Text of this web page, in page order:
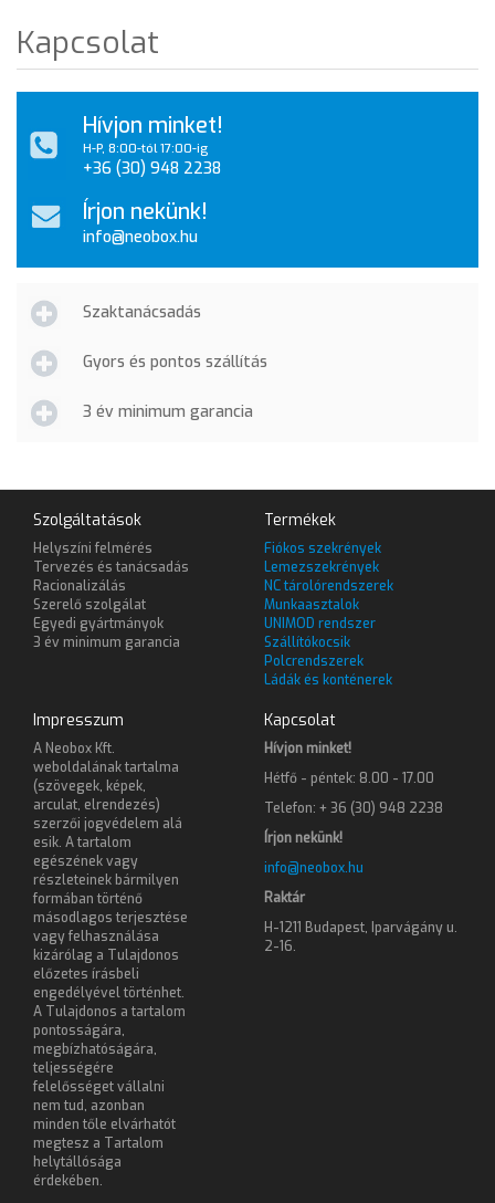
Kapcsolat
Hívjon minket!
H-P, 8:00-tól 17:00-ig
+36 (30) 948 2238
Írjon nekünk!
info@neobox.hu
Szaktanácsadás
Gyors és pontos szállítás
3 év minimum garancia
Szolgáltatások
Helyszíni felmérés
Tervezés és tanácsadás
Racionalizálás
Szerelő szolgálat
Egyedi gyártmányok
3 év minimum garancia
Termékek
Fiókos szekrények
Lemezszekrények
NC tárolórendszerek
Munkaasztalok
UNIMOD rendszer
Szállítókocsik
Polcrendszerek
Ládák és konténerek
Impresszum
A Neobox Kft.
weboldalának tartalma
(szövegek, képek,
arculat, elrendezés)
szerzői jogvédelem alá
esik. A tartalom
egészének vagy
részleteinek bármilyen
formában történő
másodlagos terjesztése
vagy felhasználása
kizárólag a Tulajdonos
előzetes írásbeli
engedélyével történhet.
A Tulajdonos a tartalom
pontosságára,
megbízhatóságára,
teljességére
felelősséget vállalni
nem tud, azonban
minden tőle elvárhatót
megtesz a Tartalom
helytállósága
érdekében.
Kapcsolat
Hívjon minket!
Hétfő - péntek: 8.00 - 17.00
Telefon: + 36 (30) 948 2238
Írjon nekünk!
info@neobox.hu
Raktár
H-1211 Budapest, Iparvágány u.
2-16.